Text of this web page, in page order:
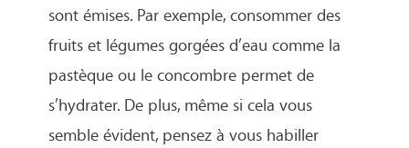
sont émises. Par exemple, consommer des
fruits et légumes gorgées d’eau comme la
pastèque ou le concombre permet de
s’hydrater. De plus, même si cela vous
semble évident, pensez à vous habiller